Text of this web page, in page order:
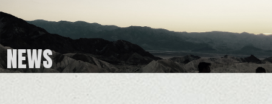
NEWS